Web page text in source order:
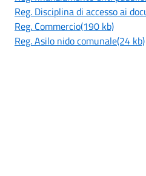
Reg. Disciplina di accesso ai
Reg. Commercio(190 kb)
Reg. Asilo nido comunale(24 kb)